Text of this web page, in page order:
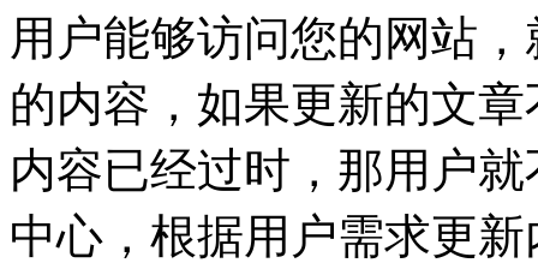
用户能够访问您的网站
的内容，如果更新的文
内容已经过时，那用户
中心，根据用户需求更